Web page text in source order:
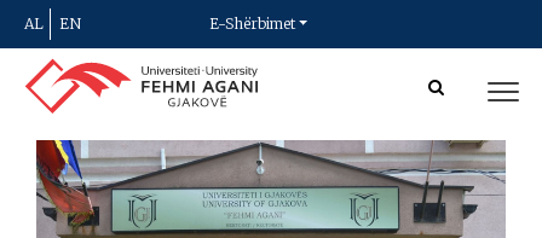
AL EN E-Shërbimet